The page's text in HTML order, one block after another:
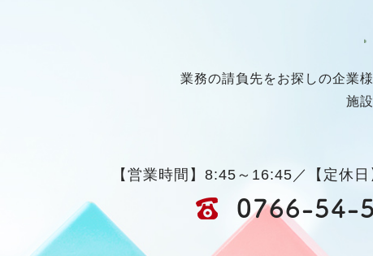
業務の請負先をお探しの企業
施
【営業時間】8:45～16:45／【定休
0766-54-